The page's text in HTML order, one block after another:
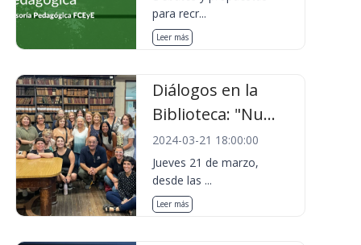
para recr...
Leer más
Diálogos en la
Biblioteca: "Nu...
2024-03-21 18:00:00
Jueves 21 de marzo,
desde las ...
Leer más